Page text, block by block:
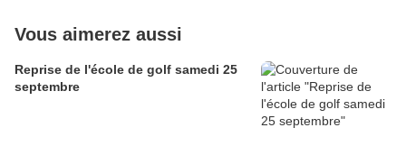
Vous aimerez aussi
Reprise de l'école de golf samedi 25
septembre